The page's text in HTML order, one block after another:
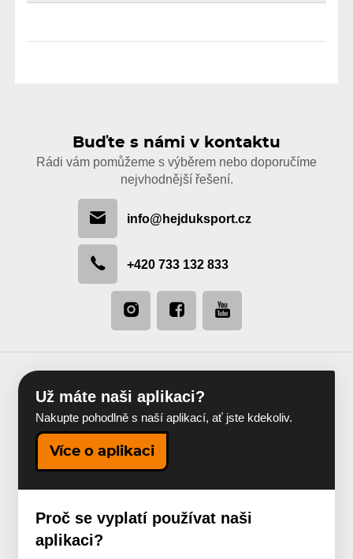
Buďte s námi v kontaktu
Rádi vám pomůžeme s výběrem nebo doporučíme
nejvhodnější řešení.
info@hejduksport.cz
+420 733 132 833
Už máte naši aplikaci?
Nakupte pohodlně s naší aplikací, ať jste kdekoliv.
Více o aplikaci
Proč se vyplatí používat naši
aplikaci?